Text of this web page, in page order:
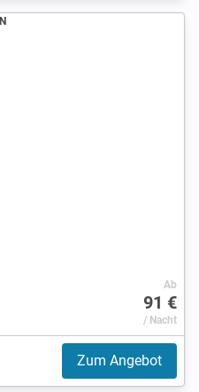
Ab
91 €
/ Nacht
Zum Angebot